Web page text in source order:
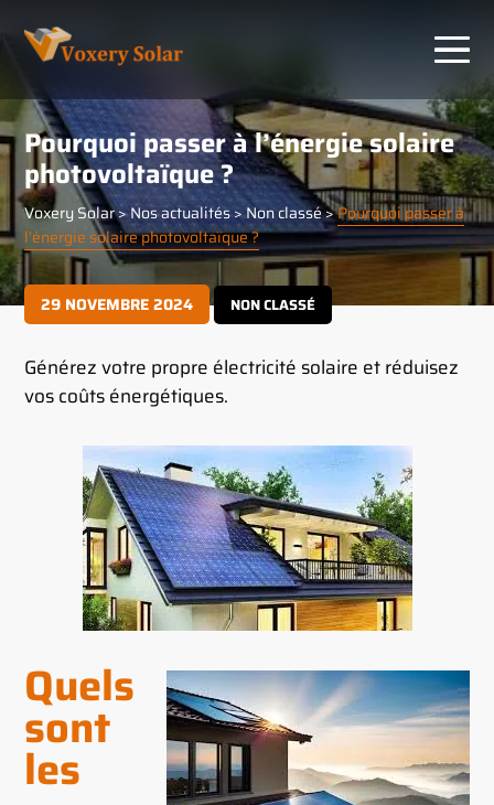
Pourquoi passer à l’énergie solaire
photovoltaïque ?
Voxery Solar>Nos actualités> Non classé>Pourquoi passer à
l’énergie solaire photovoltaïque ?
29 NOVEMBRE 2024 NON CLASSÉ
Générez votre propre électricité solaire et réduisez
vos coûts énergétiques.
Quels
sont
les